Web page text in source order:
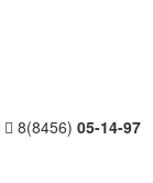
8(8456) 05-14-97